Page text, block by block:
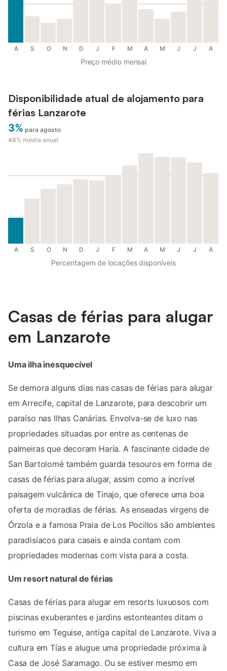
A S O N D J F M A M J J A
Preço médio mensal
Disponibilidade atual de alojamento para
férias Lanzarote
3% para agosto
46% média anual
A S O N D J F M A M J J A
Percentagem de locações disponíveis
Casas de férias para alugar
em Lanzarote
Uma ilha inesquecível
Se demora alguns dias nas casas de férias para alugar
em Arrecife, capital de Lanzarote, para descobrir um
paraíso nas Ilhas Canárias. Envolva-se de luxo nas
propriedades situadas por entre as centenas de
palmeiras que decoram Haría. A fascinante cidade de
San Bartolomé também guarda tesouros em forma de
casas de férias para alugar, assim como a incrível
paisagem vulcânica de Tinajo, que oferece uma boa
oferta de moradias de férias. As enseadas virgens de
Órzola e a famosa Praia de Los Pocillos são ambientes
paradisíacos para casais e ainda contam com
propriedades modernas com vista para a costa.
Um resort natural de férias
Casas de férias para alugar em resorts luxuosos com
piscinas exuberantes e jardins estonteantes ditam o
turismo em Teguise, antiga capital de Lanzarote. Viva a
cultura em Tías e alugue uma propriedade próxima à
Casa de José Saramago. Ou se estiver mesmo em